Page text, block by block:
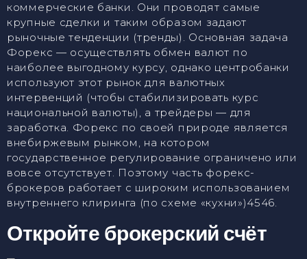
коммерческие банки. Они проводят самые
крупные сделки и таким образом задают
рыночные тенденции (тренды). Основная задача
Форекс — осуществлять обмен валют по
наиболее выгодному курсу, однако центробанки
используют этот рынок для валютных
интервенций (чтобы стабилизировать курс
национальной валюты), а трейдеры — для
заработка. Форекс по своей природе является
внебиржевым рынком, на котором
государственное регулирование ограничено или
вовсе отсутствует. Поэтому часть форекс-
брокеров работает с широким использованием
внутреннего клиринга (по схеме «кухни»)4546.
Откройте брокерский счёт